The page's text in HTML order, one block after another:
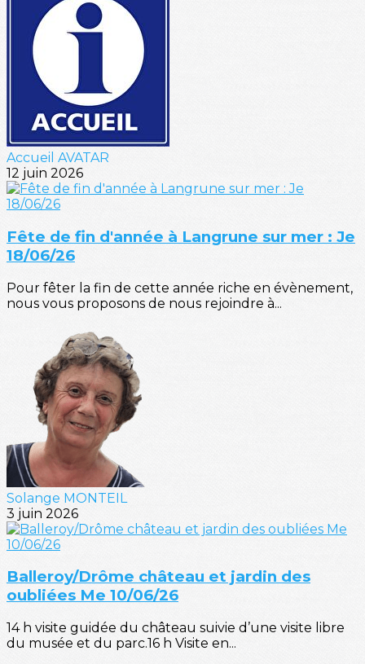
Accueil AVATAR
12 juin 2026
Fête de fin d'année à Langrune sur mer : Je
18/06/26
Pour fêter la fin de cette année riche en évènement,
nous vous proposons de nous rejoindre à...
Solange MONTEIL
3 juin 2026
Balleroy/Drôme château et jardin des
oubliées Me 10/06/26
14 h visite guidée du château suivie d’une visite libre
du musée et du parc.16 h Visite en...